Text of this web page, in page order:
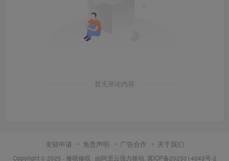
暂无评论内容
友链申请 免责声明 广告合作 关于我们
Copyright © 2025 · 修呗修呗 · 由阿里云强力驱动. 冀ICP备2023014043号-2